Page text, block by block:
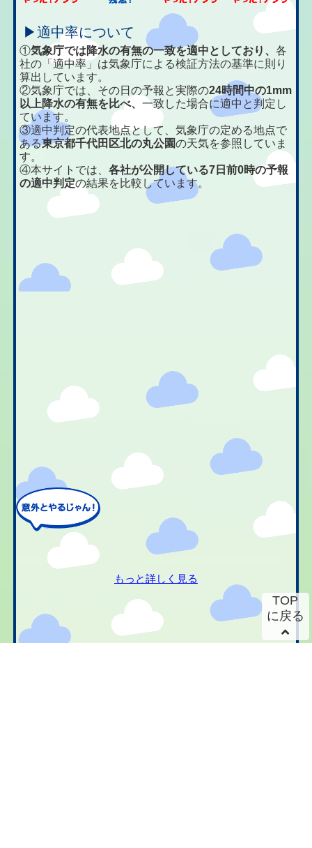
▶適中率について
①気象庁では降水の有無の一致を適中としており、各
社の「適中率」は気象庁による検証方法の基準に則り
算出しています。
②気象庁では、その日の予報と実際の24時間中の1mm
以上降水の有無を比べ、一致した場合に適中と判定し
ています。
③適中判定の代表地点として、気象庁の定める地点で
ある東京都千代田区北の丸公園の天気を参照していま
す。
④本サイトでは、各社が公開している7日前0時の予報
の適中判定の結果を比較しています。
もっと詳しく見る
TOP
に戻る